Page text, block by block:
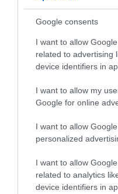
Google consents
I want to allow
related to advertising
device identifiers in
I want to allow my
Google for online
I want to allow
personalized
I want to allow
related to analytics
device identifiers in
Újabb képek a